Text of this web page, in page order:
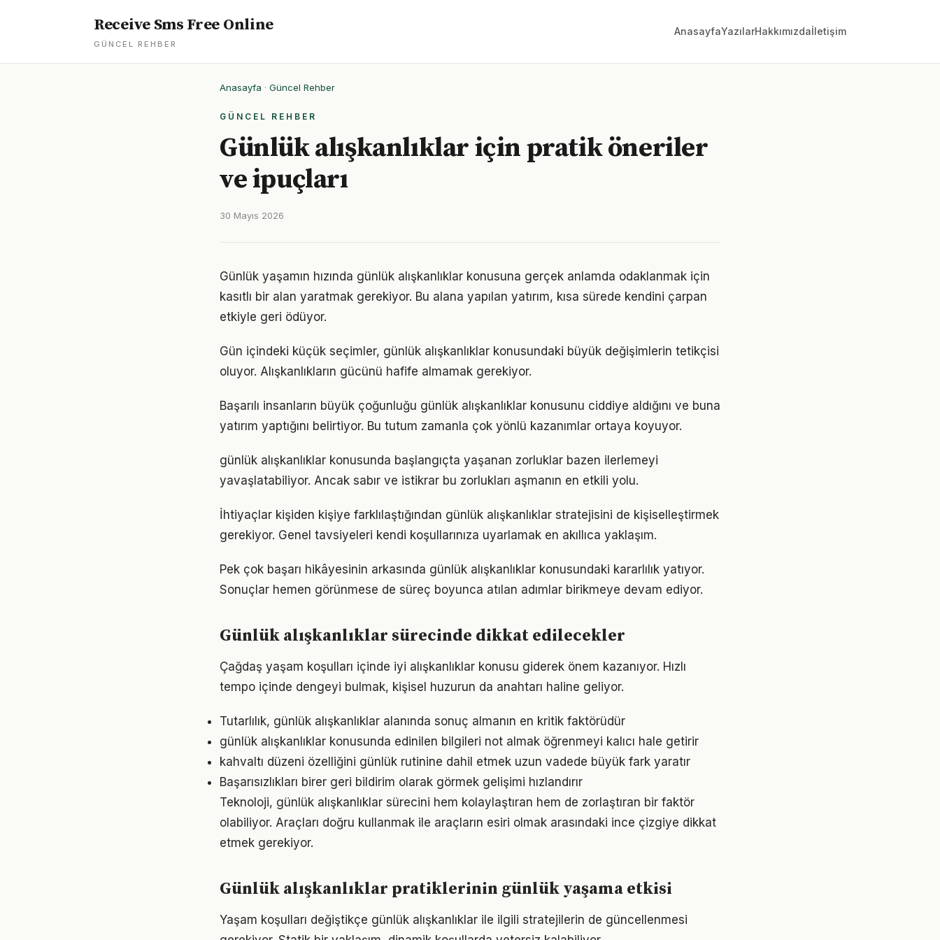
Receive Sms Free Online
GÜNCEL REHBER
AnasayfaYazılarHakkımızdaİletişim
Anasayfa · Güncel Rehber
GÜNCEL REHBER
Günlük alışkanlıklar için pratik öneriler
ve ipuçları
30 Mayıs 2026
Günlük yaşamın hızında günlük alışkanlıklar konusuna gerçek anlamda odaklanmak için
kasıtlı bir alan yaratmak gerekiyor. Bu alana yapılan yatırım, kısa sürede kendini çarpan
etkiyle geri ödüyor.
Gün içindeki küçük seçimler, günlük alışkanlıklar konusundaki büyük değişimlerin tetikçisi
oluyor. Alışkanlıkların gücünü hafife almamak gerekiyor.
Başarılı insanların büyük çoğunluğu günlük alışkanlıklar konusunu ciddiye aldığını ve buna
yatırım yaptığını belirtiyor. Bu tutum zamanla çok yönlü kazanımlar ortaya koyuyor.
günlük alışkanlıklar konusunda başlangıçta yaşanan zorluklar bazen ilerlemeyi
yavaşlatabiliyor. Ancak sabır ve istikrar bu zorlukları aşmanın en etkili yolu.
İhtiyaçlar kişiden kişiye farklılaştığından günlük alışkanlıklar stratejisini de kişiselleştirmek
gerekiyor. Genel tavsiyeleri kendi koşullarınıza uyarlamak en akıllıca yaklaşım.
Pek çok başarı hikâyesinin arkasında günlük alışkanlıklar konusundaki kararlılık yatıyor.
Sonuçlar hemen görünmese de süreç boyunca atılan adımlar birikmeye devam ediyor.
Günlük alışkanlıklar sürecinde dikkat edilecekler
Çağdaş yaşam koşulları içinde iyi alışkanlıklar konusu giderek önem kazanıyor. Hızlı
tempo içinde dengeyi bulmak, kişisel huzurun da anahtarı haline geliyor.
Tutarlılık, günlük alışkanlıklar alanında sonuç almanın en kritik faktörüdür
günlük alışkanlıklar konusunda edinilen bilgileri not almak öğrenmeyi kalıcı hale getirir
kahvaltı düzeni özelliğini günlük rutinine dahil etmek uzun vadede büyük fark yaratır
Başarısızlıkları birer geri bildirim olarak görmek gelişimi hızlandırır
Teknoloji, günlük alışkanlıklar sürecini hem kolaylaştıran hem de zorlaştıran bir faktör
olabiliyor. Araçları doğru kullanmak ile araçların esiri olmak arasındaki ince çizgiye dikkat
etmek gerekiyor.
Günlük alışkanlıklar pratiklerinin günlük yaşama etkisi
Yaşam koşulları değiştikçe günlük alışkanlıklar ile ilgili stratejilerin de güncellenmesi